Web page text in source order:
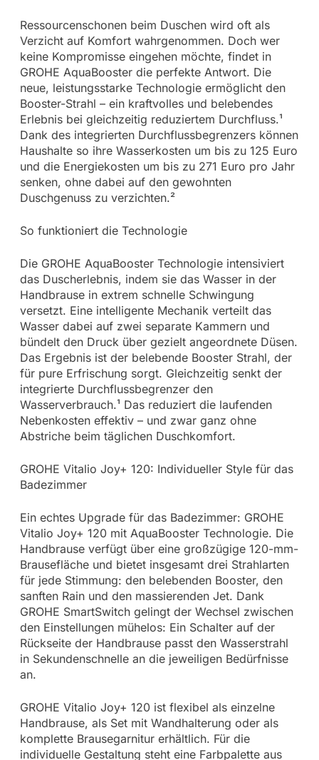
Ressourcenschonen beim Duschen wird oft als
Verzicht auf Komfort wahrgenommen. Doch wer
keine Kompromisse eingehen möchte, findet in
GROHE AquaBooster die perfekte Antwort. Die
neue, leistungsstarke Technologie ermöglicht den
Booster-Strahl – ein kraftvolles und belebendes
Erlebnis bei gleichzeitig reduziertem Durchfluss.¹
Dank des integrierten Durchflussbegrenzers können
Haushalte so ihre Wasserkosten um bis zu 125 Euro
und die Energiekosten um bis zu 271 Euro pro Jahr
senken, ohne dabei auf den gewohnten
Duschgenuss zu verzichten.²
So funktioniert die Technologie
Die GROHE AquaBooster Technologie intensiviert
das Duscherlebnis, indem sie das Wasser in der
Handbrause in extrem schnelle Schwingung
versetzt. Eine intelligente Mechanik verteilt das
Wasser dabei auf zwei separate Kammern und
bündelt den Druck über gezielt angeordnete Düsen.
Das Ergebnis ist der belebende Booster Strahl, der
für pure Erfrischung sorgt. Gleichzeitig senkt der
integrierte Durchflussbegrenzer den
Wasserverbrauch.¹ Das reduziert die laufenden
Nebenkosten effektiv – und zwar ganz ohne
Abstriche beim täglichen Duschkomfort.
GROHE Vitalio Joy+ 120: Individueller Style für das
Badezimmer
Ein echtes Upgrade für das Badezimmer: GROHE
Vitalio Joy+ 120 mit AquaBooster Technologie. Die
Handbrause verfügt über eine großzügige 120-mm-
Brausefläche und bietet insgesamt drei Strahlarten
für jede Stimmung: den belebenden Booster, den
sanften Rain und den massierenden Jet. Dank
GROHE SmartSwitch gelingt der Wechsel zwischen
den Einstellungen mühelos: Ein Schalter auf der
Rückseite der Handbrause passt den Wasserstrahl
in Sekundenschnelle an die jeweiligen Bedürfnisse
an.
GROHE Vitalio Joy+ 120 ist flexibel als einzelne
Handbrause, als Set mit Wandhalterung oder als
komplette Brausegarnitur erhältlich. Für die
individuelle Gestaltung steht eine Farbpalette aus